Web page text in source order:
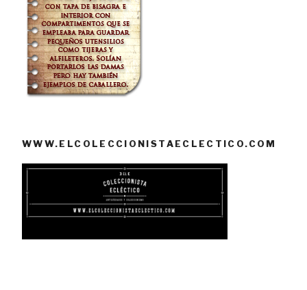
WWW.ELCOLECCIONISTAECLECTICO.COM